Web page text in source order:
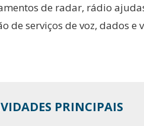
de radar, rádio
de serviços de voz, dados
PRINCIPAIS